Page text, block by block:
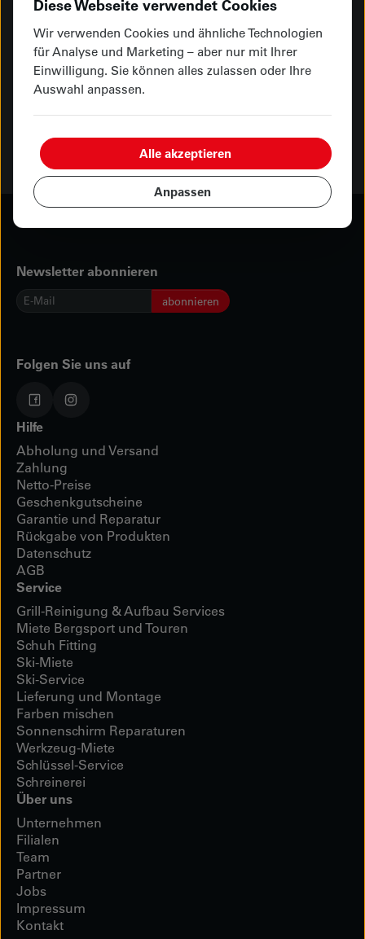
Abholung oder Lieferung
Newsletter abonnieren
E-
abonnieren
Folgen Sie uns auf
Hilfe
Abholung und Versand
Zahlung
Netto-Preise
Geschenkgutscheine
Garantie und Reparatur
Rückgabe von Produkten
Datenschutz
AGB
Service
Grill-Reinigung & Aufbau Services
Miete Bergsport und Touren
Schuh Fitting
Ski-Miete
Ski-Service
Lieferung und Montage
Farben mischen
Sonnenschirm Reparaturen
Werkzeug-Miete
Schlüssel-Service
Schreinerei
Über uns
Unternehmen
Filialen
Team
Partner
Jobs
Impressum
Kontakt
Diese Webseite verwendet Cookies
Wir verwenden Cookies und ähnliche Technologien
für Analyse und Marketing – aber nur mit Ihrer
Einwilligung. Sie können alles zulassen oder Ihre
Auswahl anpassen.
Anpassen
Alle akzeptieren